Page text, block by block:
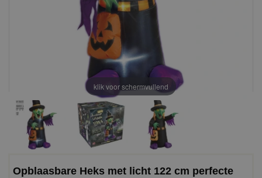
klik voor schermvullend
Opblaasbare Heks met licht 122 cm perfecte